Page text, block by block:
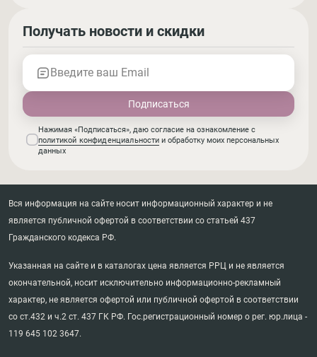
Получать новости и скидки
Введите ваш Email
Нажимая «Подписаться», даю согласие на ознакомление с
политикой конфиденциальности и обработку моих персональных
данных
Вся информация на сайте носит информационный характер и не
является публичной офертой в соответствии со статьей 437
Гражданского кодекса РФ.
Указанная на сайте и в каталогах цена является РРЦ и не является
окончательной, носит исключительно информационно-рекламный
характер, не является офертой или публичной офертой в соответствии
со ст.432 и ч.2 ст. 437 ГК РФ. Гос.регистрационный номер о рег. юр.лица -
119 645 102 3647.